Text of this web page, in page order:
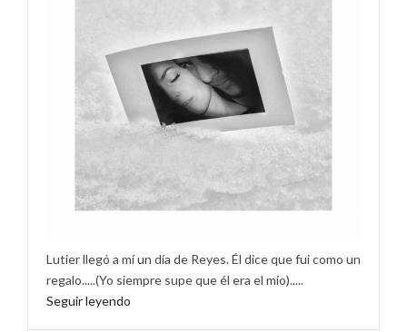
Lutier llegó a mí un día de Reyes. Él dice que fui como un
regalo.....(Yo siempre supe que él era el mío).....
Seguir leyendo